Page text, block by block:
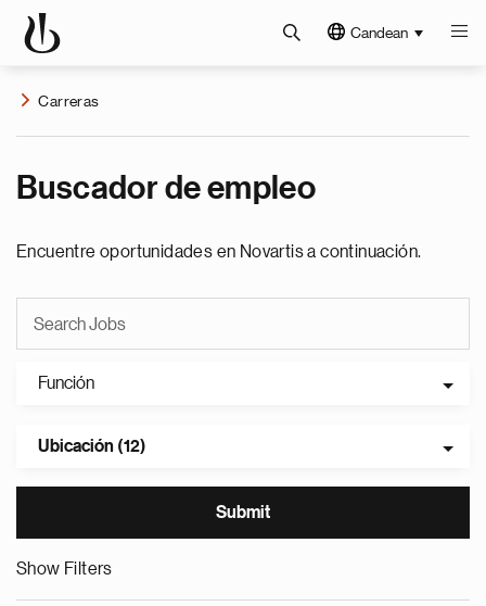
Candean
Carreras
Buscador de empleo
Encuentre oportunidades en Novartis a continuación.
Función
Ubicación (12)
Show Filters